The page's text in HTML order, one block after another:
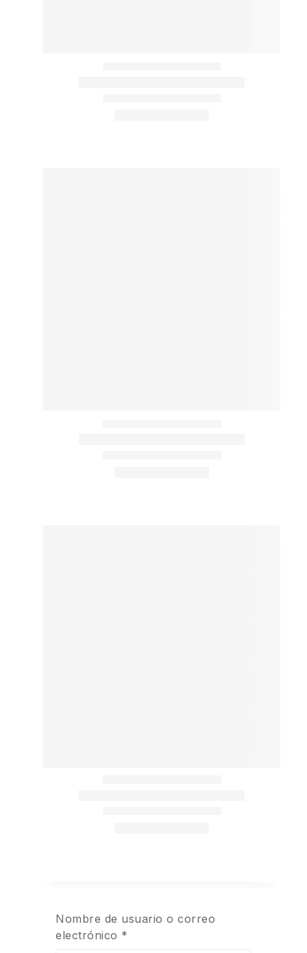
Nombre de usuario o correo
electrónico *